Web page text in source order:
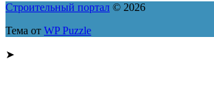
Строительный портал © 2026
Тема от WP Puzzle
➤